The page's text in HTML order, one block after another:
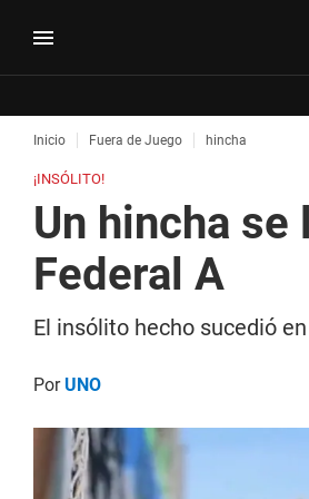
Inicio Fuera de Juego hincha
¡INSÓLITO!
Un hincha se
Federal A
El insólito hecho sucedió
PorUNO